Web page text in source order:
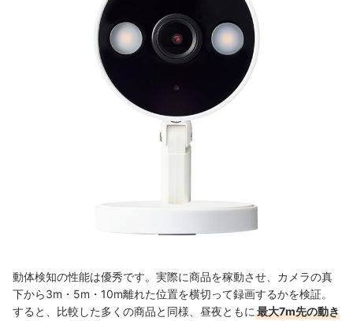
動体検知の性能は優秀です。実際に商品を稼動させ、カメラの真
下から3m・5m・10m離れた位置を横切って録画するかを検証。
すると、比較した多くの商品と同様、昼夜ともに 最大7m先の動き